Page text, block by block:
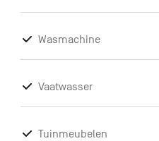
Wasmachine
Vaatwasser
Tuinmeubelen